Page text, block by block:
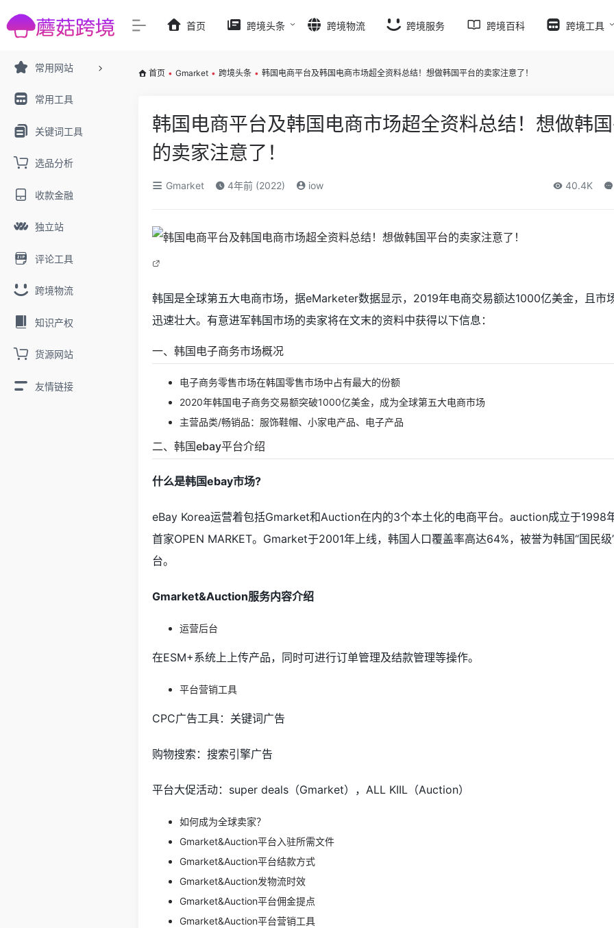
常用网站
常用工具
关键词工具
选品分析
收款金融
独立站
评论工具
跨境物流
知识产权
货源网站
友情链接
首页 跨境头条 跨境物流 跨境服务 跨境百科 跨境工具
首页 • Gmarket • 跨境头条 • 韩国电商平台及韩国电商市场超全资料总结！想做韩国平台的卖家注意了！
韩国电商平台及韩国电商市场超全资料总结！想做韩
的卖家注意了！
Gmarket 4年前 (2022) iow 40.4K
韩国是全球第五大电商市场，据eMarketer数据显示，2019年电商交易额达1000亿美金，且市
迅速壮大。有意进军韩国市场的卖家将在文末的资料中获得以下信息：
一、韩国电子商务市场概况
电子商务零售市场在韩国零售市场中占有最大的份额
2020年韩国电子商务交易额突破1000亿美金，成为全球第五大电商市场
主营品类/畅销品：服饰鞋帽、小家电产品、电子产品
二、韩国ebay平台介绍
什么是韩国ebay市场?
eBay Korea运营着包括Gmarket和Auction在内的3个本土化的电商平台。auction成立于1998
首家OPEN MARKET。Gmarket于2001年上线，韩国人口覆盖率高达64%，被誉为韩国“国民级
台。
Gmarket&Auction服务内容介绍
运营后台
在ESM+系统上上传产品，同时可进行订单管理及结款管理等操作。
平台营销工具
CPC广告工具：关键词广告
购物搜索：搜索引擎广告
平台大促活动：super deals（Gmarket），ALL KIIL（Auction）
如何成为全球卖家？
Gmarket&Auction平台入驻所需文件
Gmarket&Auction平台结款方式
Gmarket&Auction发物流时效
Gmarket&Auction平台佣金提点
Gmarket&Auction平台营销工具